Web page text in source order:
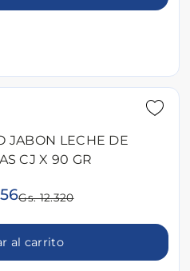
JABON LECHE DE
CJ X 90 GR
Gs. 12.320
al carrito